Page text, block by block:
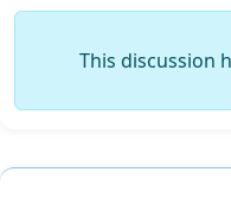
This discussion